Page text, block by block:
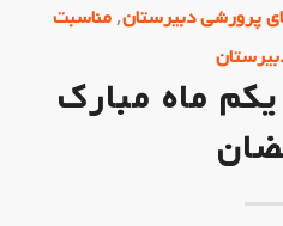
پرورشی دبیرستان,مناسبت
ماه مبارک‌